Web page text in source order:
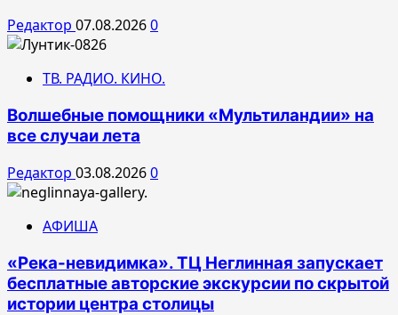
Редактор 07.08.20260
ТВ. РАДИО. КИНО.
Волшебные помощники «Мультиландии» на
все случаи лета
Редактор 03.08.20260
АФИША
«Река-невидимка». ТЦ Неглинная запускает
бесплатные авторские экскурсии по скрытой
истории центра столицы